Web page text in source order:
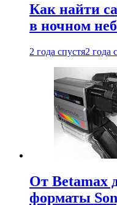
Как найти
в ночном
2 года спустя2 года
От Betamax
форматы